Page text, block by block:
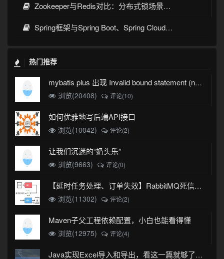
Zookeeper与Redis对比：分布式锁场景下的架构选择
Spring框架与Spring Boot、Spring Cloud核心区别及技术演进
热门推荐
mybatis plus 出现 Invalid bound statement (not found)
浏览(20408)
评论(10)
如何优雅地写后端API接口
浏览(10042) 评论(2)
让我们沉迷的“奶头乐”
浏览(9663) 评论(0)
【延时任务处理、订单失效】RabbitMQ死信队列实现
浏览(11302)
评论(2)
Maven子父工程依赖配置，小白也能看得懂
浏览(12975) 评论(4)
Java实现Excel导入和导出，看这一篇就够了(珍藏版)